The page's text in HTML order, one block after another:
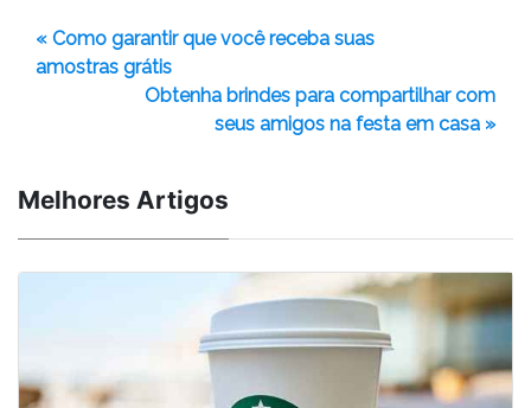
« Como garantir que você receba suas
amostras grátis
Obtenha brindes para compartilhar com
seus amigos na festa em casa »
Melhores Artigos